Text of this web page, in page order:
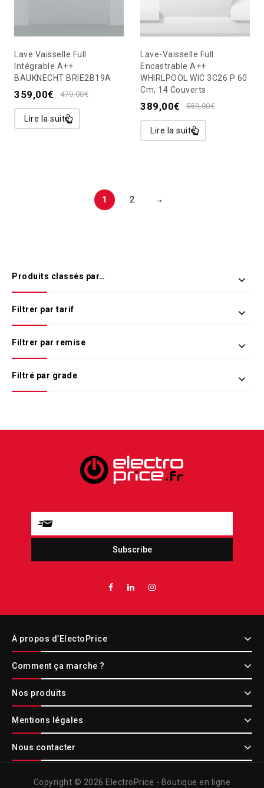
Lave Vaisselle Full
Intégrable A++
BAUKNECHT BRIE2B19A
479,00€
359,00€
Lire la suite
Lave-Vaisselle Full
Encastrable A++
WHIRLPOOL WIC 3C26 P 60
Cm, 14 Couverts
559,00€
389,00€
Lire la suite
1 2 →
Produits classés par…
Filtrer par tarif
Filtrer par remise
Filtré par grade
A propos d’ElectoPrice
Comment ça marche ?
Nos produits
Mentions légales
Nous contacter
Copyright © 2026 ElectroPrice - Boutique en ligne